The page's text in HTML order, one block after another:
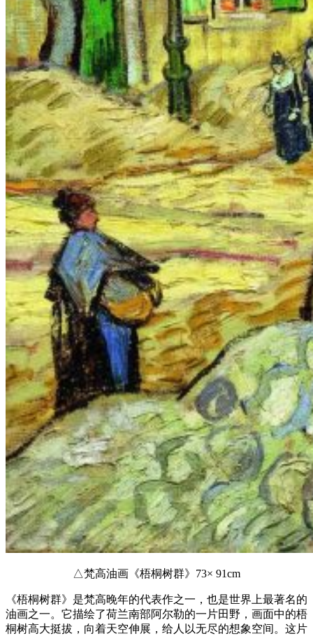
△梵高油画《梧桐树群》73× 91cm
《梧桐树群》是梵高晚年的代表作之一，也是世界上最著名的
油画之一。它描绘了荷兰南部阿尔勒的一片田野，画面中的梧
桐树高大挺拔，向着天空伸展，给人以无尽的想象空间。这片